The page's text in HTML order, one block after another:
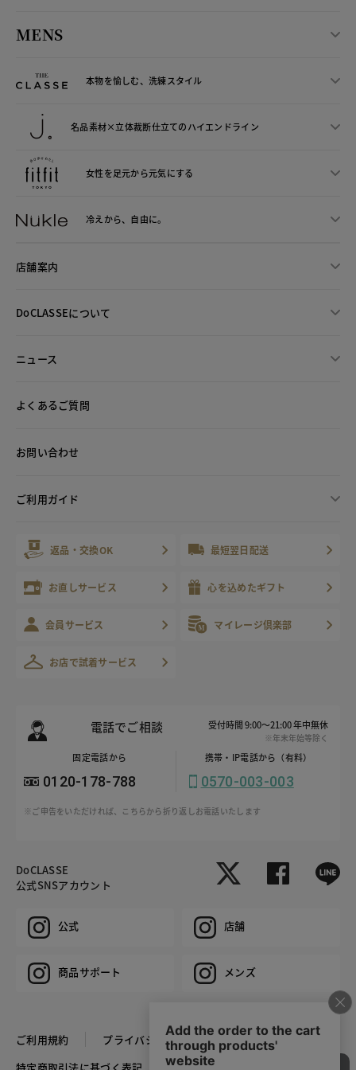
MENS
本物を愉しむ、洗練スタイル
名品素材×立体裁断仕立てのハイエンドライン
女性を足元から元気にする
冷えから、 自由に。
店舗案内
DoCLASSEについて
ニュース
よくあるご質問
お問い合わせ
ご利用ガイド
返品・交換OK 最短翌日配送
お直しサービス 心を込めたギフト
会員サービス マイレージ倶楽部
お店で試着サービス
電話でご相談 受付時間 9:00～21:00 年中無休
※年末年始等除く
固定電話から
0120-178-788
携帯・IP電話から（有料）
0570-003-003
※ご申告をいただければ、こちらから折り返しお電話いたします
DoCLASSE
公式SNSアカウント
公式 店舗
商品サポート メンズ
ご利用規約
プライバシーポリシー